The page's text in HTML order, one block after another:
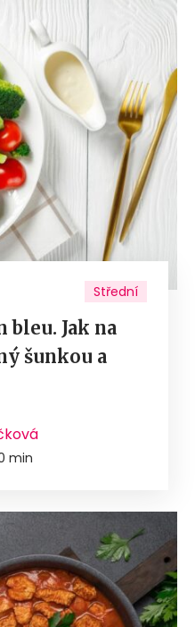
Střední
bleu. Jak na
šunkou a
min